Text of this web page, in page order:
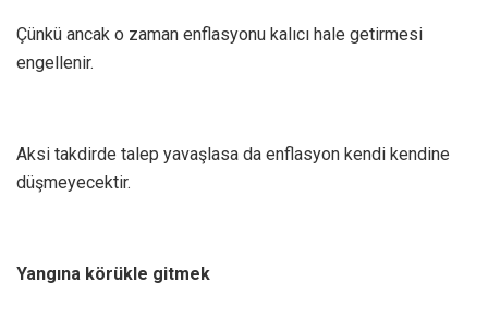
Çünkü ancak o zaman enflasyonu kalıcı hale getirmesi
engellenir.
Aksi takdirde talep yavaşlasa da enflasyon kendi kendine
düşmeyecektir.
Yangına körükle gitmek